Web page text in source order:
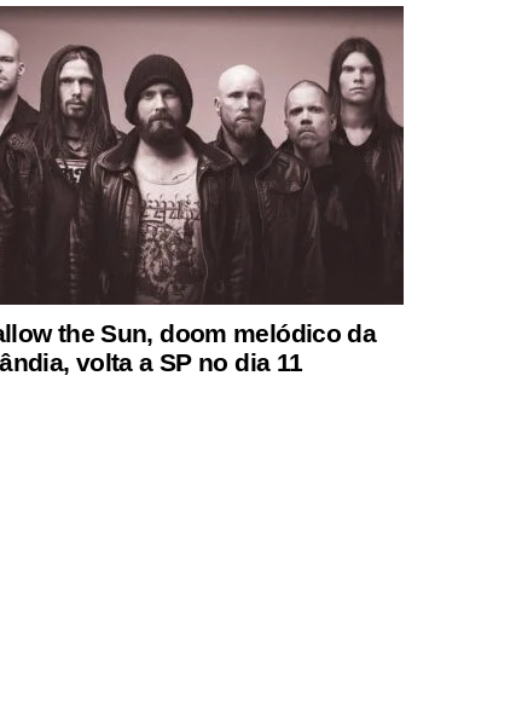
the Sun, doom melódico da
volta a SP no dia 11